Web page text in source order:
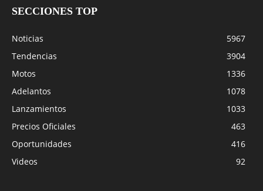
SECCIONES TOP
Noticias
5967
Tendencias
3904
Motos
1336
Adelantos
1078
Lanzamientos
1033
Precios Oficiales
463
Oportunidades
416
Videos
92